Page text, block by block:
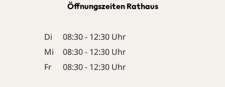
Öffnungszeiten Rathaus
Di
08:30 - 12:30 Uhr
Mi
08:30 - 12:30 Uhr
Fr
08:30 - 12:30 Uhr